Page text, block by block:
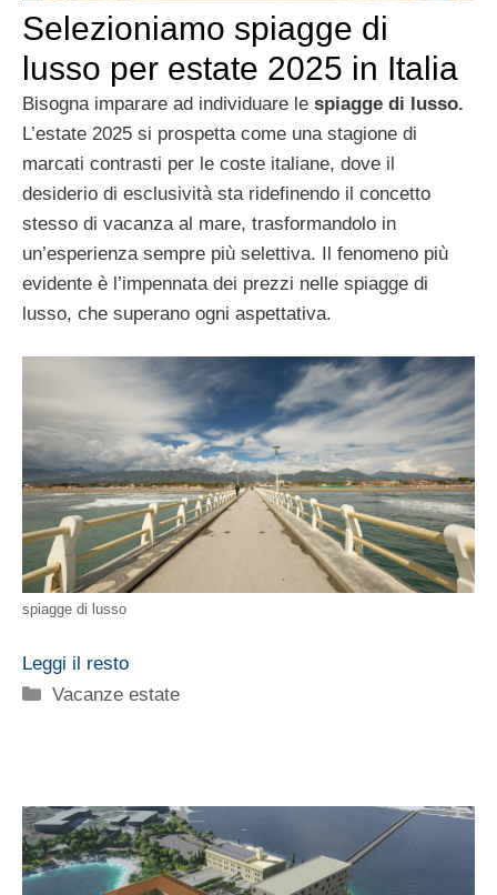
Selezioniamo spiagge di
lusso per estate 2025 in Italia
Bisogna imparare ad individuare le spiagge di lusso.
L’estate 2025 si prospetta come una stagione di
marcati contrasti per le coste italiane, dove il
desiderio di esclusività sta ridefinendo il concetto
stesso di vacanza al mare, trasformandolo in
un’esperienza sempre più selettiva. Il fenomeno più
evidente è l’impennata dei prezzi nelle spiagge di
lusso, che superano ogni aspettativa.
spiagge di lusso
Leggi il resto
Categorie
Vacanze estate